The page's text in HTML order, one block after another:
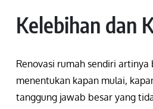
Kelebihan dan
Renovasi rumah sendiri
menentukan kapan mulai,
tanggung jawab besar yang